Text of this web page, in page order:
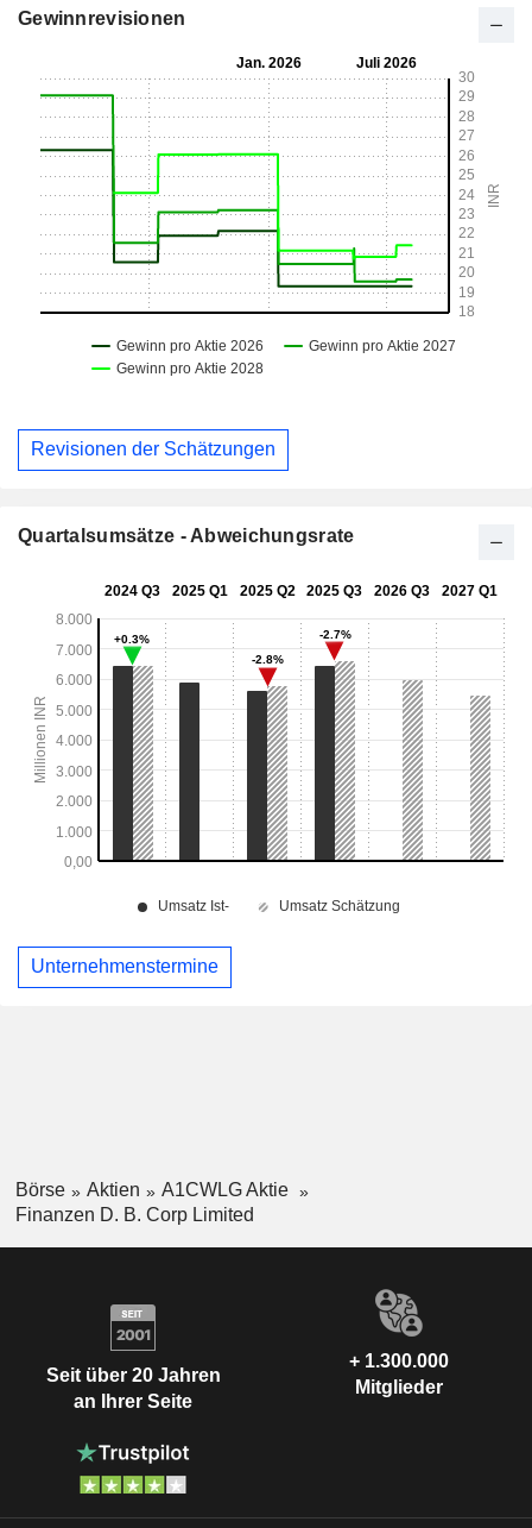
Gewinnrevisionen
Revisionen der Schätzungen
Quartalsumsätze - Abweichungsrate
Unternehmenstermine
Börse Aktien
A1CWLG Aktie
Finanzen D. B. Corp Limited
Seit über 20 Jahren
an Ihrer Seite
+ 1.300.000
Mitglieder